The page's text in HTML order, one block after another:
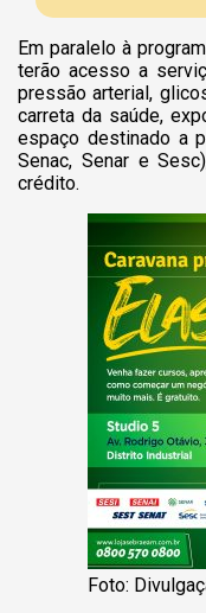
Em paralelo à
terão acesso a
pressão arterial,
carreta da saúde,
espaço destinado a
Senac, Senar e
crédito.
Foto: